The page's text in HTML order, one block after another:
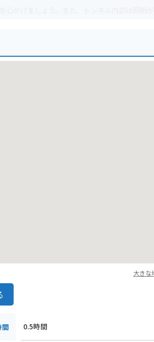
がけましょう。また、トンネル内部は照明が
大きな
0.5時間